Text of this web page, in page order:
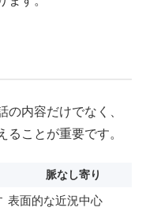
の内容だけでなく、
ことが重要です。
脈なし寄り
表面的な近況中心